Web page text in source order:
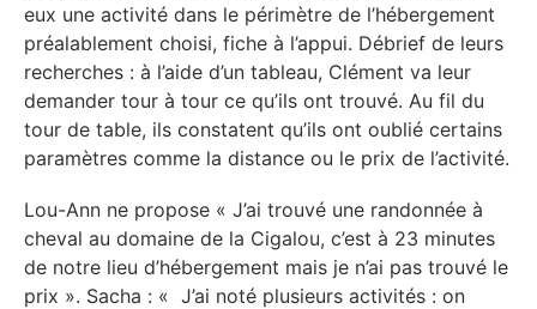
eux une activité dans le périmètre de l’hébergement
préalablement choisi, fiche à l’appui. Débrief de leurs
recherches : à l’aide d’un tableau, Clément va leur
demander tour à tour ce qu’ils ont trouvé. Au fil du
tour de table, ils constatent qu’ils ont oublié certains
paramètres comme la distance ou le prix de l’activité.
Lou-Ann ne propose « J’ai trouvé une randonnée à
cheval au domaine de la Cigalou, c’est à 23 minutes
de notre lieu d’hébergement mais je n’ai pas trouvé le
prix ». Sacha : « J’ai noté plusieurs activités : on